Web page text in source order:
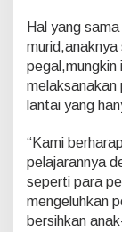
Hal yang
murid,anaknya
pegal,mungkin
melaksanakan
lantai yang
“Kami
pelajarannya
seperti para
mengeluhkan
bersihkan